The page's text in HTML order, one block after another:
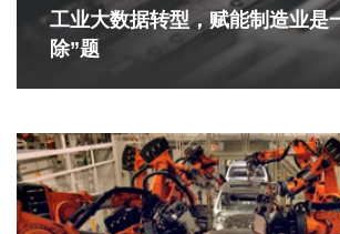
工业大数据转型，赋能制造业是
除”题